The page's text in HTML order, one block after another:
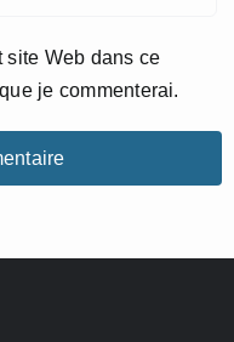
site Web dans ce
je commenterai.